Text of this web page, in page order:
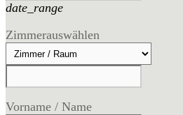
date_range
Zimmerauswählen
Vorname / Name